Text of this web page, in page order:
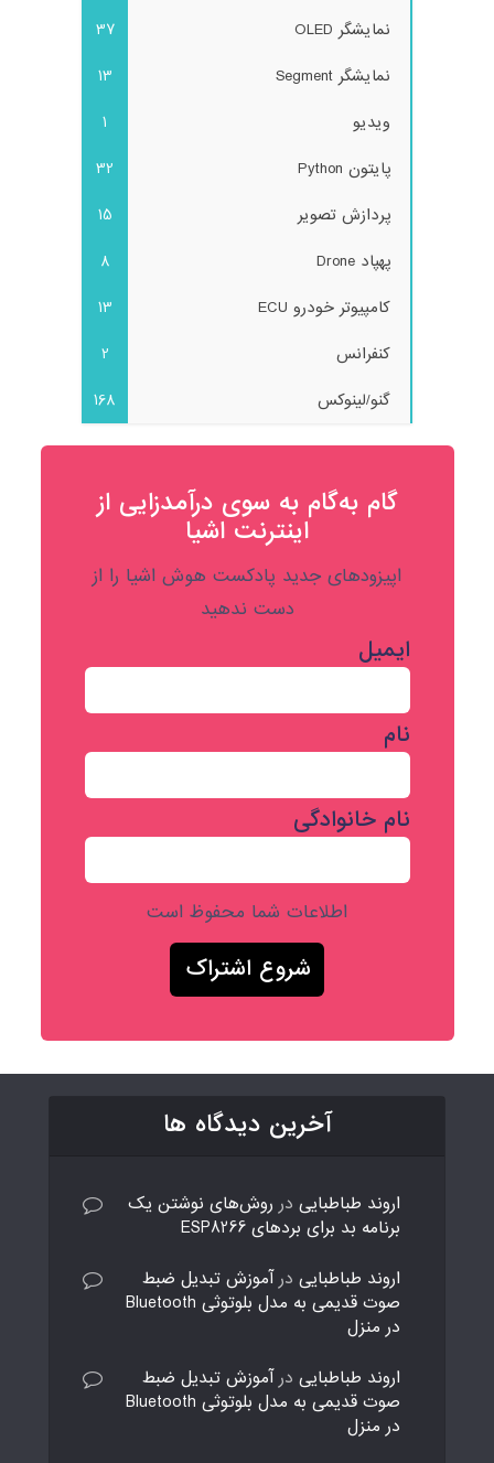
نمایشگر OLED
37
نمایشگر Segment
13
ویدیو
1
پایتون Python
32
پردازش تصویر
15
پهپاد Drone
8
کامپیوتر خودرو ECU
13
کنفرانس
2
گنو/لینوکس
168
گام به‌گام به‌ سوی درآمدزایی از
اینترنت اشیا
اپیزودهای جدید پادکست هوش اشیا را از
دست ندهید
ایمیل
نام
نام خانوادگی
اطلاعات شما محفوظ است
آخرین دیدگاه ها
اروند طباطبایی در روش‌های نوشتن یک
برنامه بد برای بردهای ESP8266
اروند طباطبایی درآموزش تبدیل ضبط
صوت قدیمی به مدل بلوتوثی Bluetooth
در منزل
اروند طباطبایی درآموزش تبدیل ضبط
صوت قدیمی به مدل بلوتوثی Bluetooth
در منزل